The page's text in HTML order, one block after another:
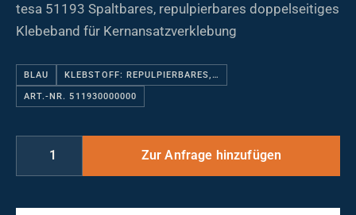
tesa 51193 Spaltbares, repulpierbares doppelseitiges
Klebeband für Kernansatzverklebung
BLAU KLEBSTOFF: REPULPIERBARES,…
ART.-NR. 511930000000